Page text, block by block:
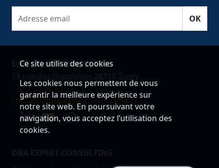
Ce site utilise des cookies
Les cookies nous permettent de vous
garantir la meilleure expérience sur
notre site web. En poursuivant votre
navigation, vous acceptez l’utilisation des
cookies.
DBA EXPERT CONSULTING
OK
DBA EXPERT CONSULTING
58 rue des Franchises 28310 Toury
+33 1 76 50 61 11
contact@dba-expert-consulting.fr